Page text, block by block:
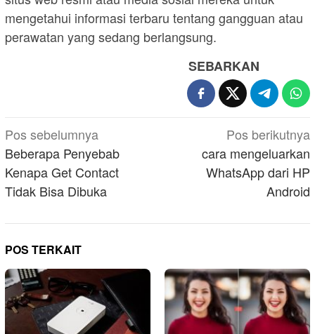
mengetahui informasi terbaru tentang gangguan atau
perawatan yang sedang berlangsung.
SEBARKAN
Navigasi
pos
Pos sebelumnya
Beberapa Penyebab
Kenapa Get Contact
Tidak Bisa Dibuka
Pos berikutnya
cara mengeluarkan
WhatsApp dari HP
Android
POS TERKAIT